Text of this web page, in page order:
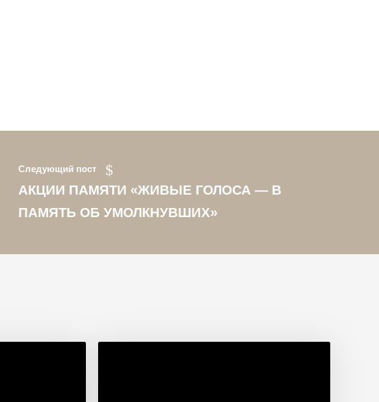
Следующий пост
АКЦИИ ПАМЯТИ «ЖИВЫЕ ГОЛОСА — В
ПАМЯТЬ ОБ УМОЛКНУВШИХ»